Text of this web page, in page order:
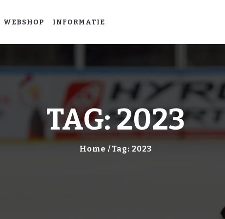
WEBSHOP INFORMATIE
TAG: 2023
Home Tag: 2023
WEBSHOP
INFORMATIE